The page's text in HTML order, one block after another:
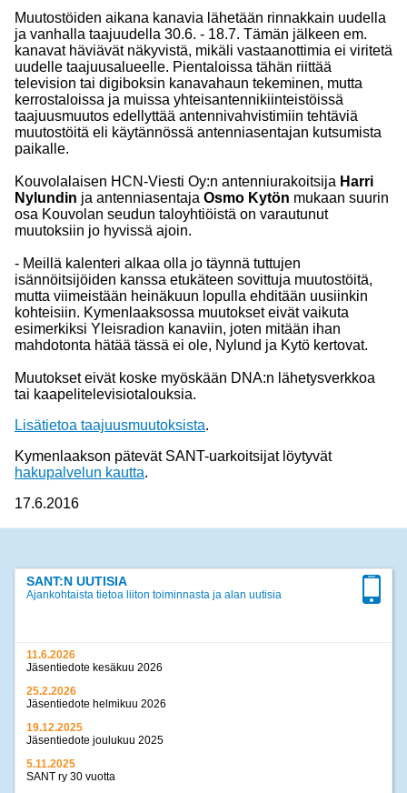
Muutostöiden aikana kanavia lähetään rinnakkain uudella
ja vanhalla taajuudella 30.6. - 18.7. Tämän jälkeen em.
kanavat häviävät näkyvistä, mikäli vastaanottimia ei viritetä
uudelle taajuusalueelle. Pientaloissa tähän riittää
television tai digiboksin kanavahaun tekeminen, mutta
kerrostaloissa ja muissa yhteisantennikiinteistöissä
taajuusmuutos edellyttää antennivahvistimiin tehtäviä
muutostöitä eli käytännössä antenniasentajan kutsumista
paikalle.
Kouvolalaisen HCN-Viesti Oy:n antenniurakoitsija Harri
Nylundin ja antenniasentaja Osmo Kytön mukaan suurin
osa Kouvolan seudun taloyhtiöistä on varautunut
muutoksiin jo hyvissä ajoin.
- Meillä kalenteri alkaa olla jo täynnä tuttujen
isännöitsijöiden kanssa etukäteen sovittuja muutostöitä,
mutta viimeistään heinäkuun lopulla ehditään uusiinkin
kohteisiin. Kymenlaaksossa muutokset eivät vaikuta
esimerkiksi Yleisradion kanaviin, joten mitään ihan
mahdotonta hätää tässä ei ole, Nylund ja Kytö kertovat.
Muutokset eivät koske myöskään DNA:n lähetysverkkoa
tai kaapelitelevisiotalouksia.
Lisätietoa taajuusmuutoksista.
Kymenlaakson pätevät SANT-uarkoitsijat löytyvät
hakupalvelun kautta.
17.6.2016
SANT:N UUTISIA
Ajankohtaista tietoa liiton toiminnasta ja alan uutisia
11.6.2026
Jäsentiedote kesäkuu 2026
25.2.2026
Jäsentiedote helmikuu 2026
19.12.2025
Jäsentiedote joulukuu 2025
5.11.2025
SANT ry 30 vuotta